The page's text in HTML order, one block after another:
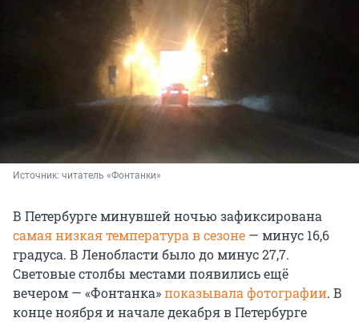
Источник: читатель «Фонтанки»
В Петербурге минувшей ночью зафиксирована
самая низкая температура в сезоне — минус 16,6
градуса. В Ленобласти было до минус 27,7.
Световые столбы местами появились ещё
вечером — «Фонтанка»показывала фотографии. В
конце ноября и начале декабря в Петербурге